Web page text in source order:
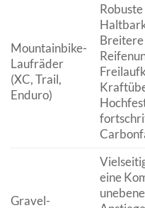
Mountainbike-
Laufräder
(XC, Trail,
Enduro)
Breitere
Gravel-
eine